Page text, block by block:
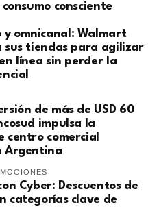
consciente
y omnicanal: Walmart
sus tiendas para agilizar
línea sin perder la
de más de USD 60
impulsa la
centro comercial
Argentina
Cyber: Descuentos de
categorías clave de